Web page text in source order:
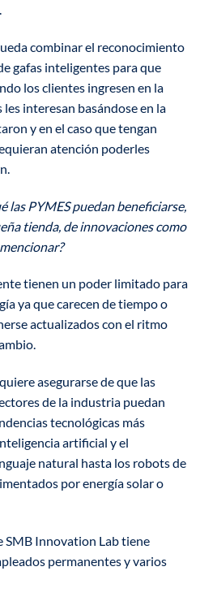
combinar el reconocimiento
gafas inteligentes para que
los clientes ingresen en la
interesan basándose en la
y en el caso que tengan
atención poderles
las PYMES puedan beneficiarse,
tienda, de innovaciones como
tienen un poder limitado para
ya que carecen de tiempo o
actualizados con el ritmo
asegurarse de que las
de la industria puedan
tecnológicas más
artificial y el
natural hasta los robots de
por energía solar o
SMB Innovation Lab tiene
permanentes y varios